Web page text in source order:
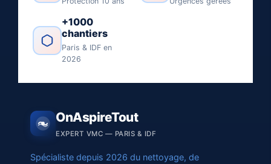
+1000
chantiers
Paris & IDF en
2026
OnAspireTout
EXPERT VMC — PARIS & IDF
Spécialiste depuis 2026 du nettoyage, de